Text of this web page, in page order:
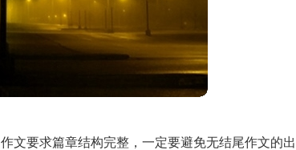
文要求篇章结构完整，一定要避免无结尾作文的出